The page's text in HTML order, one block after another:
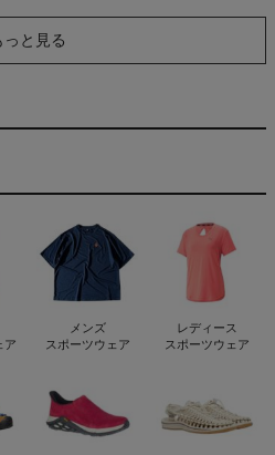
っと見る
ア
メンズ
スポーツウェア
レディース
スポーツウェア